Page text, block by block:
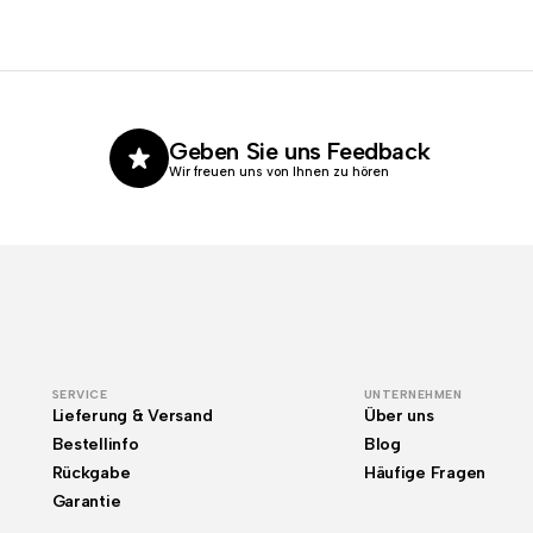
Geben Sie uns Feedback
Wir freuen uns von Ihnen zu hören
SERVICE
Lieferung & Versand
Bestellinfo
Rückgabe
Garantie
UNTERNEHMEN
Über uns
Blog
Häufige Fragen